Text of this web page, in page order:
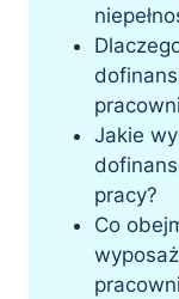
Jakie
pracy?
Co